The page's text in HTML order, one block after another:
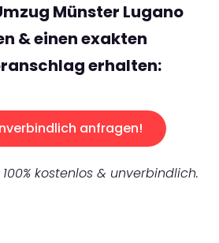
Münster Lugano
& einen exakten
erhalten:
anfragen!
kostenlos & unverbindlich.